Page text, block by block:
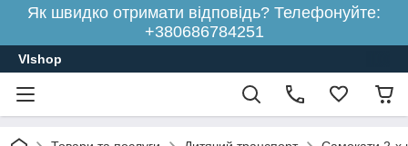
Як швидко отримати відповідь? Телефонуйте:
+380686784251
Vlshop